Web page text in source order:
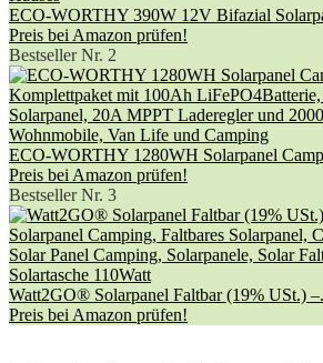
ECO-WORTHY 390W 12V Bifazial
Preis bei Amazon prüfen!
Bestseller Nr. 2
ECO-WORTHY 1280WH Solarpanel
Preis bei Amazon prüfen!
Bestseller Nr. 3
Watt2GO® Solarpanel Faltbar (19% USt.)
Preis bei Amazon prüfen!